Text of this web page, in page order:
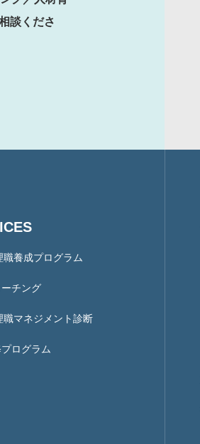
談くださ
職養成プログラム
チング
職マネジメント診断
ログラム